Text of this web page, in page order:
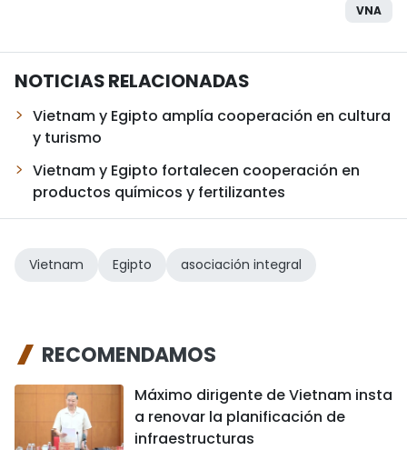
VNA
NOTICIAS RELACIONADAS
Vietnam y Egipto amplía cooperación en cultura
y turismo
Vietnam y Egipto fortalecen cooperación en
productos químicos y fertilizantes
Vietnam Egipto asociación integral
RECOMENDAMOS
Máximo dirigente de Vietnam insta
a renovar la planificación de
infraestructuras